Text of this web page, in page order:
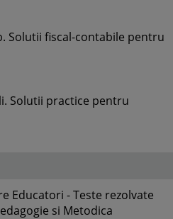
Solutii fiscal-contabile pentru
Solutii practice pentru
Educatori - Teste rezolvate
si Metodica